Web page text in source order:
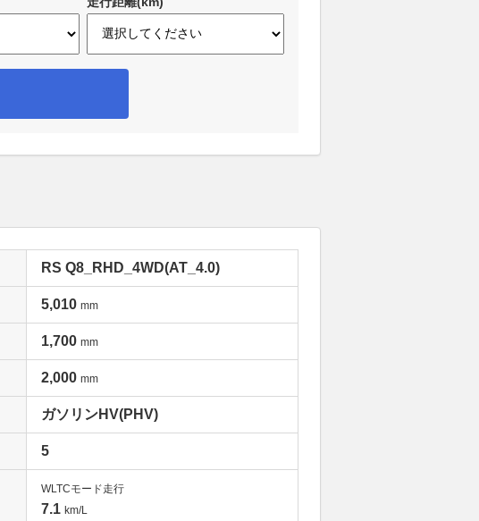
RS Q8_RHD_4WD(AT_4.0)
5,010 mm
1,700 mm
2,000 mm
ガソリンHV(PHV)
5
WLTCモード走行
7.1 km/L